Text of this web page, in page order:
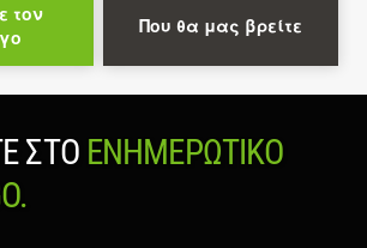
τον
Που θα μας βρείτε
ΣΤΟ ΕΝΗΜΕΡΩΤΙΚΌ